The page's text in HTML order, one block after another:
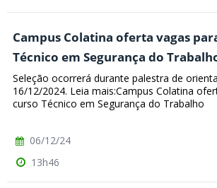
Campus Colatina oferta vagas
Técnico em Segurança do
Seleção ocorrerá durante palestra de
16/12/2024. Leia mais:Campus Colatina
curso Técnico em Segurança do Trabalho
06/12/24
13h46